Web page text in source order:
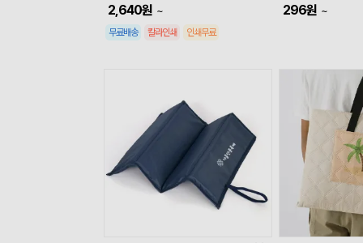
2,640원 ~
무료배송 칼라인쇄 인쇄무료
296원 ~